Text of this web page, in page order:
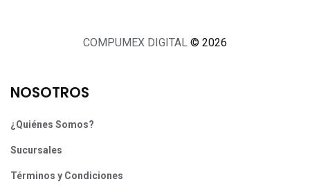
COMPUMEX DIGITAL © 2026
NOSOTROS
¿Quiénes Somos?
Sucursales
Términos y Condiciones